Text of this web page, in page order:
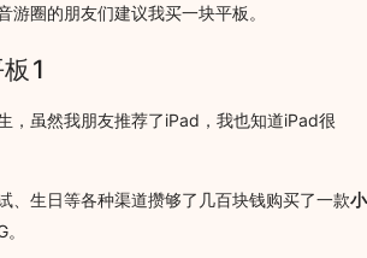
游圈的朋友们建议我买一块平板。
板1
，虽然我朋友推荐了iPad，我也知道iPad很
、生日等各种渠道攒够了几百块钱购买了一款小